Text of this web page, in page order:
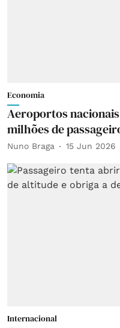
Economia
Aeroportos
milhões de
Nuno Braga 15 Jun 2026
Internacional